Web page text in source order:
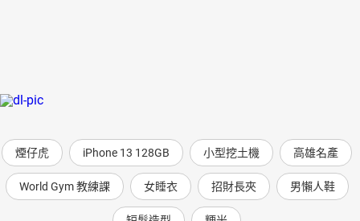
煙仔虎 iPhone 13 128GB 小型挖土機 高雄名產
World Gym 教練課 女睡衣 招財長夾 男懶人鞋